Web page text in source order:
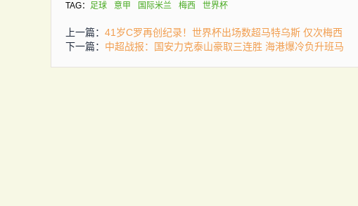
TAG： 足球 意甲 国际米兰 梅西 世界杯
上一篇： 41岁C罗再创纪录！世界杯出场数超马特乌斯 仅次梅西
下一篇： 中超战报：国安力克泰山豪取三连胜 海港爆冷负升班马